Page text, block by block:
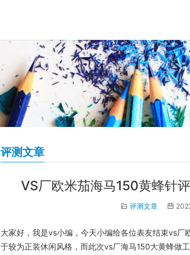
评测文章
VS厂欧米茄海马150黄蜂针
评测文章
大家好，我是vs小编，今天小编给各位表友结束vs
于较为正装休闲风格，而此次vs厂海马150大黄蜂做